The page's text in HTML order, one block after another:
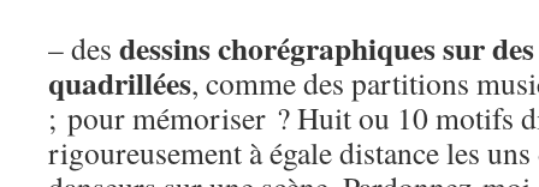
– des dessins chorégraphiques sur
quadrillées, comme des partitions
; pour mémoriser ? Huit ou 10 motifs
rigoureusement à égale distance les